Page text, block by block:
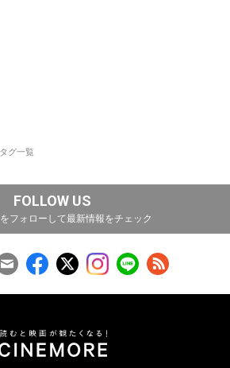
タグ一覧
FOLLOW US
をフォローして最新情報をチェック